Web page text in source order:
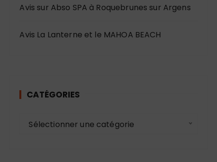
Avis sur Abso SPA à Roquebrunes sur Argens
Avis La Lanterne et le MAHOA BEACH
CATÉGORIES
Sélectionner une catégorie